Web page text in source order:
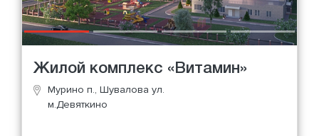
Жилой комплекс «Витамин»
Мурино п., Шувалова ул.
м.Девяткино